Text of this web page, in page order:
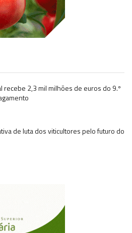
recebe 2,3 mil milhões de euros do 9.º
de luta dos viticultores pelo futuro do